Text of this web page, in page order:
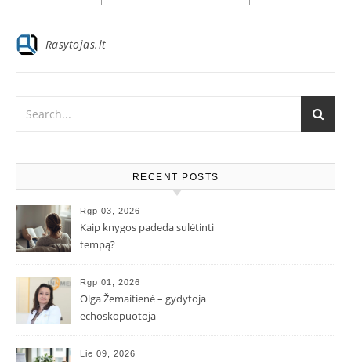
Rasytojas.lt
RECENT POSTS
Rgp 03, 2026
Kaip knygos padeda sulėtinti
tempą?
Rgp 01, 2026
Olga Žemaitienė – gydytoja
echoskopuotoja
Lie 09, 2026